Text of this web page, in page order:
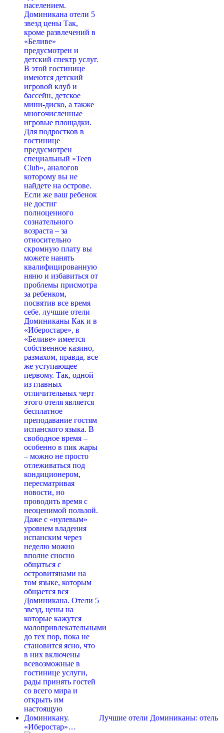
Лучшие отели Доминиканы: отель
«Иберостар»…